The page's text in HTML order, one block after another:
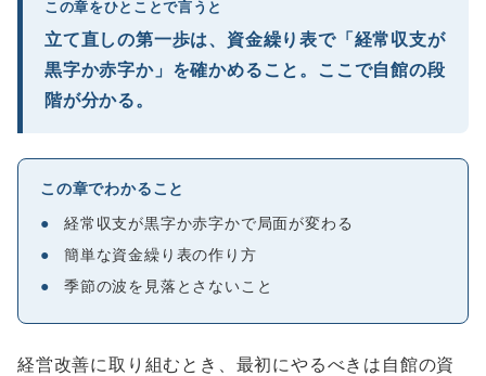
この章をひとことで言うと
立て直しの第一歩は、資金繰り表で「経常収支が
黒字か赤字か」を確かめること。ここで自館の段
階が分かる。
この章でわかること
●
経常収支が黒字か赤字かで局面が変わる
●
簡単な資金繰り表の作り方
●
季節の波を見落とさないこと
経営改善に取り組むとき、最初にやるべきは自館の資